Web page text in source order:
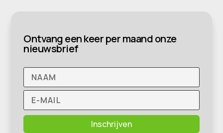
Ontvang een keer per maand onze
nieuwsbrief
Inschrijven